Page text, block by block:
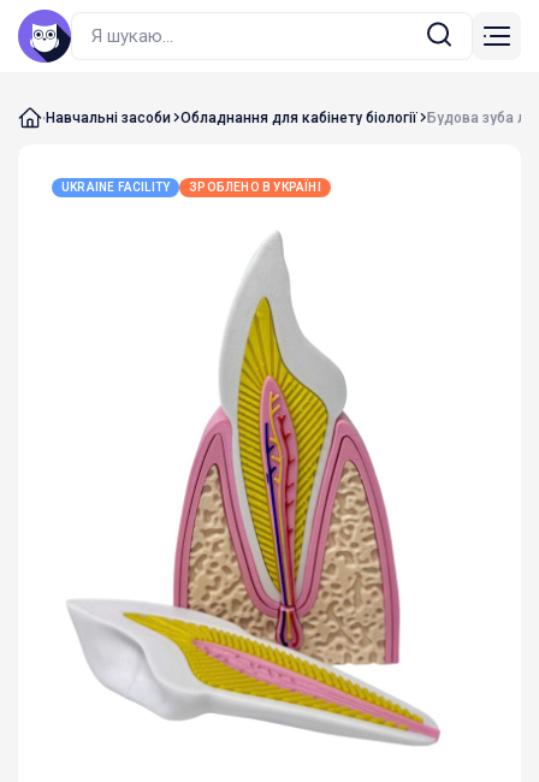
Навчальні засоби Обладнання для кабінету біології Будова зуба
UKRAINE FACILITY ЗРОБЛЕНО В УКРАЇНІ